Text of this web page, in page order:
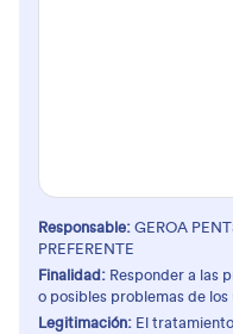
Responsable: GEROA
PREFERENTE
Finalidad: Responder a las
o posibles problemas de los
Legitimación: El